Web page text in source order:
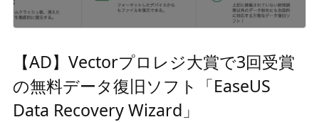
【AD】Vectorプロレジ大賞で3回受賞
の無料データ復旧ソフト「EaseUS
Data Recovery Wizard」